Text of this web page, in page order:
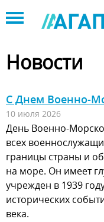
to
navigation
Новости
С Днем Военно-
10 июля 2026
День Военно-
всех
границы страны и
на море. Он имеет
учрежден в 1939
исторических
века.